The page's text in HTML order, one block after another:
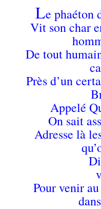
Le phaéton
Vit son char
De tout
Près d’un
Appelé
On sait
Adresse là
Dieu
Pour venir